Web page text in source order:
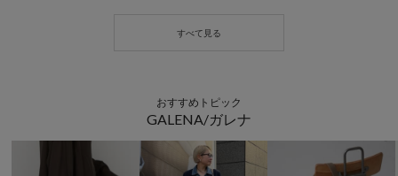
おすすめトピック
GALENA/ガレナ